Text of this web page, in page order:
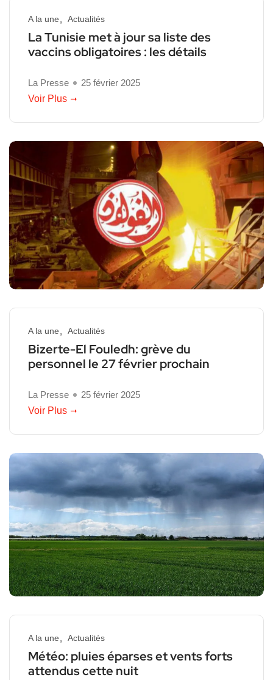
A la une Actualités
La Tunisie met à jour sa liste des
vaccins obligatoires : les détails
La Presse
25 février 2025
Voir Plus
A la une Actualités
Bizerte-El Fouledh: grève du
personnel le 27 février prochain
La Presse
25 février 2025
Voir Plus
A la une Actualités
Météo: pluies éparses et vents forts
attendus cette nuit